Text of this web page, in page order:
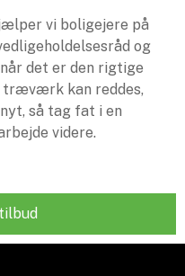
vi boligejere på
og
det er den rigtige
træværk kan reddes,
så tag fat i en
videre.